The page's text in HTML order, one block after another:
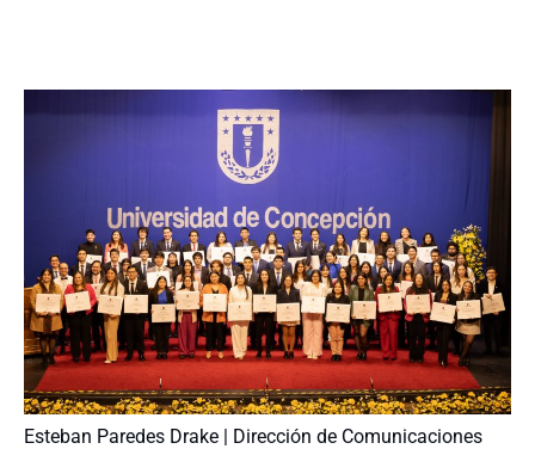
Esteban Paredes Drake | Dirección de Comunicaciones